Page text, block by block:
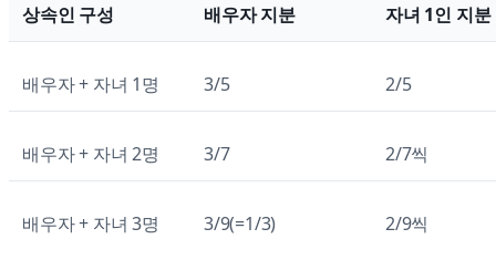
상속인 구성 배우자 지분 자녀 1인 지분
배우자 + 자녀 1명 3/5 2/5
배우자 + 자녀 2명 3/7 2/7씩
배우자 + 자녀 3명 3/9(=1/3) 2/9씩